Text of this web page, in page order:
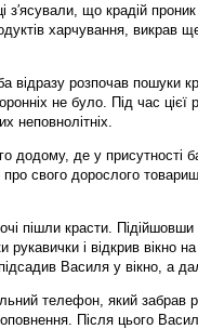
з′ясували, що крадій
харчування, викрав
відразу розпочав пошуки
не було. Під час цієї
неповнолітніх.
додому, де у присутності
свого дорослого
пішли красти.
і відкрив вікно на
Василя у вікно, а
телефон, який забрав
Після цього